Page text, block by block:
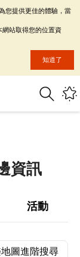
資訊
活動
圖進階搜尋
您提供更佳的體驗，當
網站取得您的位置資
知道了